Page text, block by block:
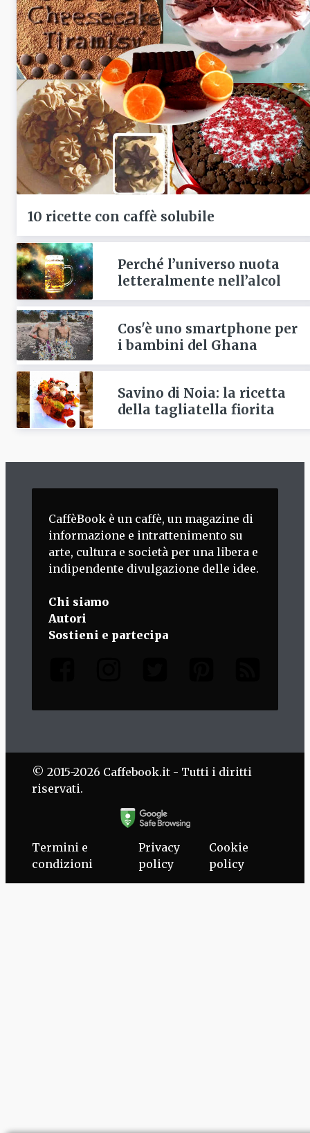
10 ricette con caffè solubile
Perché l’universo nuota
letteralmente nell’alcol
Cos'è uno smartphone per
i bambini del Ghana
Savino di Noia: la ricetta
della tagliatella fiorita
CaffèBook è un caffè, un magazine di
informazione e intrattenimento su
arte, cultura e società per una libera e
indipendente divulgazione delle idee.
Chi siamo
Autori
Sostieni e partecipa
© 2015-2026 Caffebook.it - Tutti i diritti
riservati.
Termini e
condizioni
Privacy
policy
Cookie
policy